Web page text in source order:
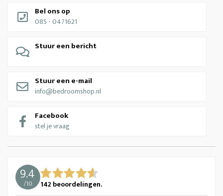
Bel ons op
085 - 0471621
Stuur een bericht
Stuur een e-mail
info@bedroomshop.nl
Facebook
stel je vraag
9.4
/10 142 beoordelingen.